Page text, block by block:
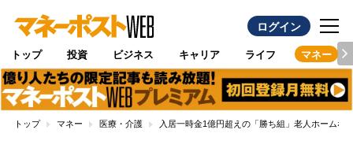
ログイン
トップ 投資 ビジネス キャリア ライフ マネー
トップ マネー 医療・介護 入居一時金1億円超えの「勝ち組」老人ホーム